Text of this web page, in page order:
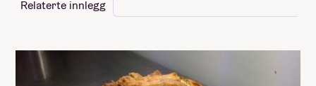
Relaterte innlegg